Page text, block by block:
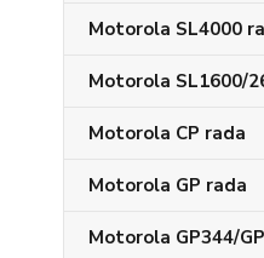
Motorola SL4000
Motorola SL1600/
Motorola CP rada
Motorola GP rada
Motorola GP344/